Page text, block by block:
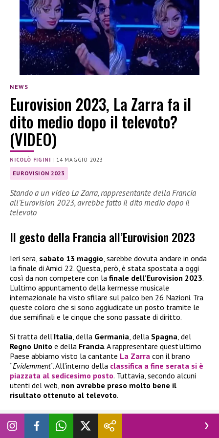
NEWS
Eurovision 2023, La Zarra fa il
dito medio dopo il televoto?
(VIDEO)
NICOLÒ FIGINI | 14 MAGGIO 2023
EUROVISION 2023
Stando a un video La Zarra, rappresentante della Francia
all’Eurovision 2023, avrebbe fatto il dito medio dopo il
televoto
Il gesto della Francia all’Eurovision 2023
Ieri sera, sabato 13 maggio , sarebbe dovuta andare in onda
la finale di Amici 22. Questa, però, è stata spostata a oggi
così da non competere con la finale dell’Eurovision 2023.
L’ultimo appuntamento della kermesse musicale
internazionale ha visto sfilare sul palco ben 26 Nazioni. Tra
queste coloro che si sono aggiudicate un posto tramite le
due semifinali e le cinque che sono passate di diritto.
Si tratta dell’Italia , della Germania , della Spagna , del
Regno Unito e della Francia. A rappresentare quest’ultimo
Paese abbiamo visto la cantante La Zarra con il brano
“Evidemment“. All’interno della classifica a fine serata si è
piazzata al sedicesimo posto. Tuttavia, secondo alcuni
utenti del web, non avrebbe preso molto bene il
risultato ottenuto al televoto.